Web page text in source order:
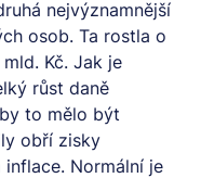
nejvýznamnější
osob. Ta rostla o
Kč. Jak je
růst daně
to mělo být
obří zisky
Normální je